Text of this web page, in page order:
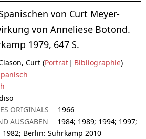
von Curt Meyer-
von Anneliese Botond.
1979, 647 S.
Curt (Porträt| Bibliographie)
ORIGINALS
1966
AUSGABEN
1984; 1989; 1994; 1997;
Berlin: Suhrkamp 2010